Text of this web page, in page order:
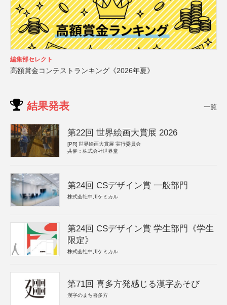
編集部セレクト
高額賞金コンテストランキング《2026年夏》
結果発表 一覧
第22回 世界絵画大賞展 2026
[PR] 世界絵画大賞展 実行委員会
共催：株式会社世界堂
第24回 CSデザイン賞 一般部門
株式会社中川ケミカル
第24回 CSデザイン賞 学生部門《学生
限定》
株式会社中川ケミカル
第71回 喜多方発感じる漢字あそび
漢字のまち喜多方